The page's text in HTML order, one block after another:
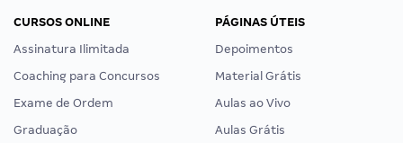
CURSOS ONLINE
Assinatura Ilimitada
Coaching para Concursos
Exame de Ordem
Graduação
PÁGINAS ÚTEIS
Depoimentos
Material Grátis
Aulas ao Vivo
Aulas Grátis